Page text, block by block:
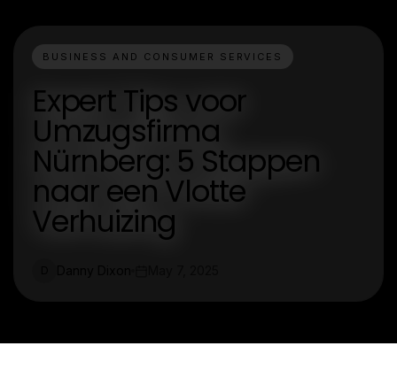
BUSINESS AND CONSUMER SERVICES
Expert Tips voor
Umzugsfirma
Nürnberg: 5 Stappen
naar een Vlotte
Verhuizing